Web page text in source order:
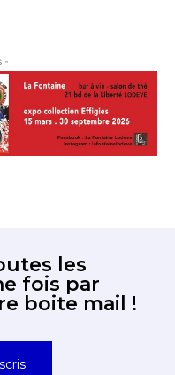
-
les
fois par
boite mail !